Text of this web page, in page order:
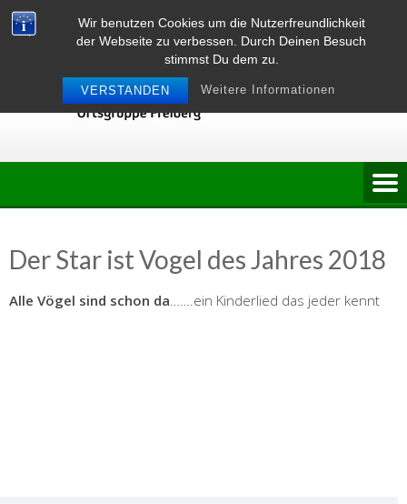
Wir benutzen Cookies um die Nutzerfreundlichkeit
der Webseite zu verbessen. Durch Deinen Besuch
stimmst Du dem zu.
VERSTANDEN Weitere Informationen
Skip
to
Der Star ist Vogel des Jahres 2018
Alle Vögel sind schon da…….ein Kinderlied das jeder kennt